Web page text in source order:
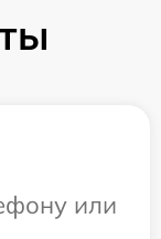
или